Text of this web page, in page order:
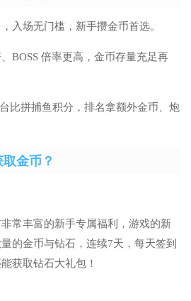
入场无门槛，新手攒金币首选。
BOSS 倍率更高，金币存量充足再
比拼捕鱼积分，排名拿额外金币、炮
金币？
常丰富的新手专属福利，游戏的新
的金币与钻石，连续7天，每天签到
获取钻石大礼包！